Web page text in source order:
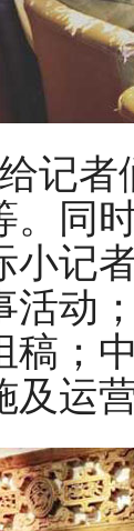
记
。同
小记
活动
稿；
及运